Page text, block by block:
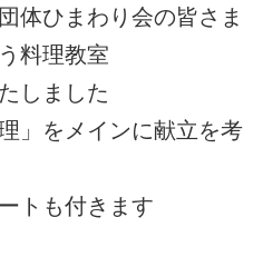
体ひまわり会の皆さま
料理教室
しました
」をメインに献立を考
トも付きます